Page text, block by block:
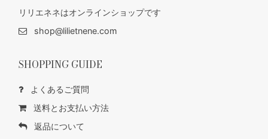
リリエネネはオンラインショップです
shop@lilietnene.com
SHOPPING GUIDE
よくあるご質問
送料とお支払い方法
返品について